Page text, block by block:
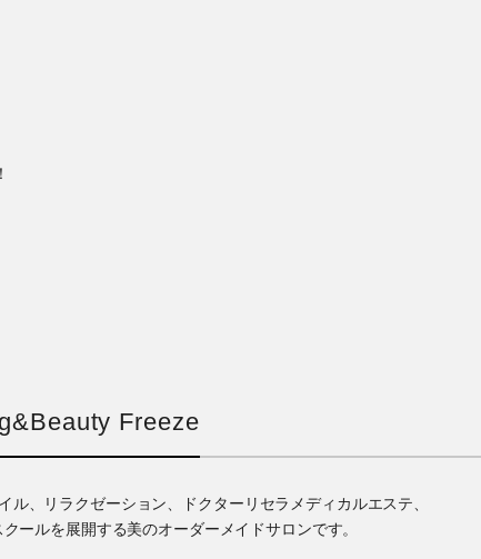
Freeze
ル、リラクゼーション、ドクターリセラメディカルエステ、
クールを展開する美のオーダーメイドサロンです。